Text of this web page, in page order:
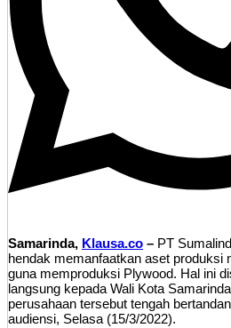
Samarinda, Klausa.co – PT
hendak memanfaatkan aset produksi
guna memproduksi Plywood. Hal ini
langsung kepada Wali Kota
perusahaan tersebut tengah
audiensi, Selasa (15/3/2022).